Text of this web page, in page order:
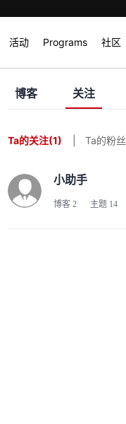
活动 Programs 社区
博客 关注
Ta的关注(1) Ta的粉丝
小助手
博客 2 主题 14